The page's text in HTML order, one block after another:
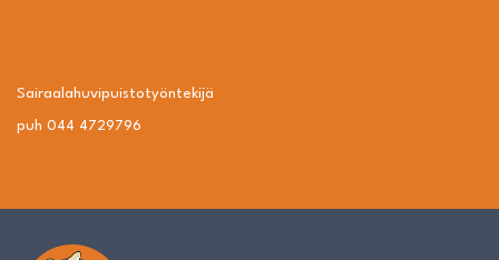
Sairaalahuvipuisto­työntekijä
puh 044 4729796